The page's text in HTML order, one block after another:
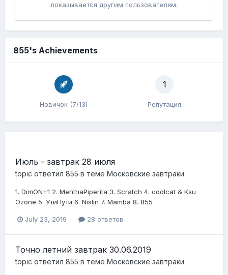
показывается другим пользователям.
855's Achievements
Новичок (7/13)
1
Репутация
Июль - завтрак 28 июля
topic ответил 855 в теме Московские завтраки
1. DimON +1 2. MenthaPiperita 3. Scratch 4. coolcat & Ksu
Ozone 5. УтиПути 6. Nislin 7. Mamba 8. 855
July 23, 2019 28 ответов
Точно летний завтрак 30.06.2019
topic ответил 855 в теме Московские завтраки